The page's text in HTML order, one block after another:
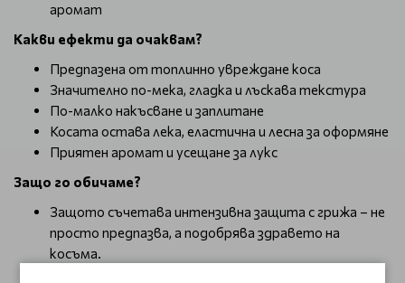
аромат
Какви ефекти да очаквам?
Предпазена от топлинно увреждане коса
Значително по-мека, гладка и лъскава текстура
По-малко накъсване и заплитане
Косата остава лека, еластична и лесна за оформяне
Приятен аромат и усещане за лукс
Защо го обичаме?
Защото съчетава интензивна защита с грижа – не
просто предпазва, а подобрява здравето на
косъма.